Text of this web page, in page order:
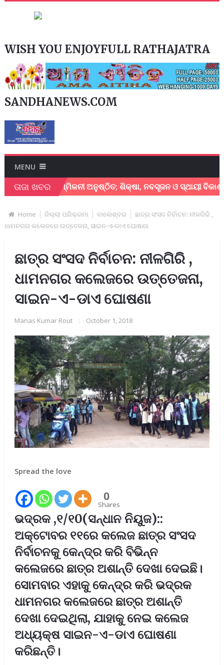
WISH YOU ENJOYFULL RATHAJATRA
SANDHANEWS.COM
MENU
ତାଜା ଖବର
ସମ୍ମିଳନୀ ଅନୁଷ୍ଠିତ; ଶିକ୍ଷା, ନବସୃଜନ ଓ ସ୍ଥାୟୀ ବିକାଶ
Home ଜିଲ୍ଲା ପରିକ୍ରମା ବାଲେଶ୍ବର
ଛାତ୍ର ସଂସଦ ନିର୍ବାଚନ: ନୀଳଗିରି ,
ଧାମନଗର କଲେଜରେ ଉତ୍ତେଜନା, ସାଇନ-ଏ-ଡାଏ ଘୋଷଣା
ଛାତ୍ର ସଂସଦ ନିର୍ବାଚନ: ନୀଳଗିରି ,
ଧାମନଗର କଲେଜରେ ଉତ୍ତେଜନା,
ସାଇନ-ଏ-ଡାଏ ଘୋଷଣା
Manas Kumar Rout October 1, 2018
Spread the love
0
Shares
ଭଦ୍ରକ ,୧/୧0(ସନ୍ଧାନ ନିୟୁଜ)::
ଅକ୍ଟୋବର ୧୧ରେ କଲେଜ ଛାତ୍ର ସଂସଦ
ନିର୍ବାଚନକୁ କେନ୍ଦ୍ର କରି ବିଭିନ୍ନ
କଲେଜରେ ଛାତ୍ର ଅଶାନ୍ତି ଦେଖା ଦେଇଛି।
ସୋମବାର ଏହାକୁ କେନ୍ଦ୍ର କରି ଭଦ୍ରକ
ଧାମନଗର କଲେଜରେ ଛାତ୍ର ଅଶାନ୍ତି
ଦେଖା ଦେଇଥିଲା, ଯାହାକୁ ନେଇ କଲେଜ
ଅଧ୍ୟକ୍ଷ ସାଇନ-ଏ-ଡାଏ ଘୋଷଣା
କରିଛନ୍ତି।